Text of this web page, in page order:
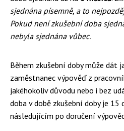
sjednána písemně, a to
Pokud není zkušební doba
nebyla sjednána vůbec.
Během zkušební doby může dát
zaměstnanec výpověď z
jakéhokoliv důvodu nebo i bez
doba v době zkušební doby je 15
následujícím po doručení